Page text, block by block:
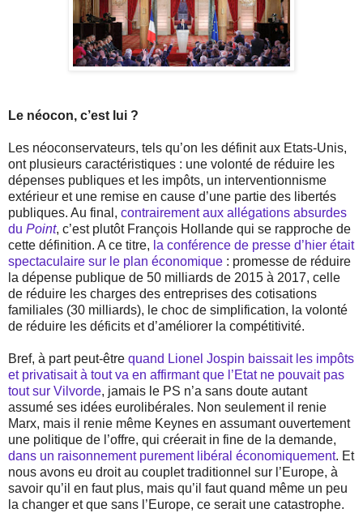
Le néocon, c’est lui ?
Les néoconservateurs, tels qu’on les définit aux Etats-Unis,
ont plusieurs caractéristiques : une volonté de réduire les
dépenses publiques et les impôts, un interventionnisme
extérieur et une remise en cause d’une partie des libertés
publiques. Au final, contrairement aux allégations absurdes
du Point, c’est plutôt François Hollande qui se rapproche de
cette définition. A ce titre, la conférence de presse d’hier était
spectaculaire sur le plan économique : promesse de réduire
la dépense publique de 50 milliards de 2015 à 2017, celle
de réduire les charges des entreprises des cotisations
familiales (30 milliards), le choc de simplification, la volonté
de réduire les déficits et d’améliorer la compétitivité.
Bref, à part peut-être quand Lionel Jospin baissait les impôts
et privatisait à tout va en affirmant que l’Etat ne pouvait pas
tout sur Vilvorde, jamais le PS n’a sans doute autant
assumé ses idées eurolibérales. Non seulement il renie
Marx, mais il renie même Keynes en assumant ouvertement
une politique de l’offre, qui créerait in fine de la demande,
dans un raisonnement purement libéral économiquement. Et
nous avons eu droit au couplet traditionnel sur l’Europe, à
savoir qu’il en faut plus, mais qu’il faut quand même un peu
la changer et que sans l’Europe, ce serait une catastrophe.